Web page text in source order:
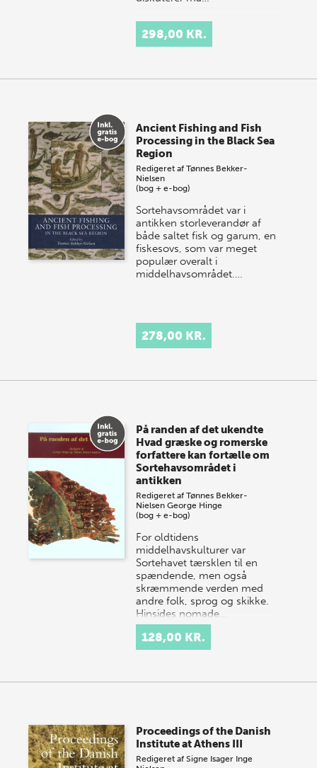
298,00 KR.
Ancient Fishing and Fish
Processing in the Black Sea
Region
Redigeret afTønnes Bekker-
Nielsen
(bog + e-bog)
Sortehavsområdet var i
antikken storleveran­dør af
både saltet fisk og garum, en
fiske­sovs, som var meget
populær overalt i
middelhavs­området.…
278,00 KR.
På randen af det ukendte
Hvad græske og romerske
forfattere kan fortælle om
Sortehavsområdet i
antikken
Redigeret afTønnes Bekker-
Nielsen George Hinge
(bog + e-bog)
For oldtidens
middelhavskulturer var
Sortehavet tærsklen til en
spændende, men også
skræmmende verden med
andre folk, sprog og skikke.
Hinsides nomade…
128,00 KR.
Proceedings of the Danish
Institute at Athens III
Redigeret afSigne Isager Inge